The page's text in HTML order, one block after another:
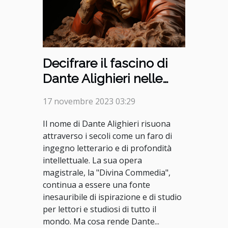
Decifrare il fascino di
Dante Alighieri nelle
17 novembre 2023 03:29
Il nome di Dante Alighieri risuona
attraverso i secoli come un faro di
ingegno letterario e di profondità
intellettuale. La sua opera
magistrale, la "Divina Commedia",
continua a essere una fonte
inesauribile di ispirazione e di studio
per lettori e studiosi di tutto il
mondo. Ma cosa rende Dante...